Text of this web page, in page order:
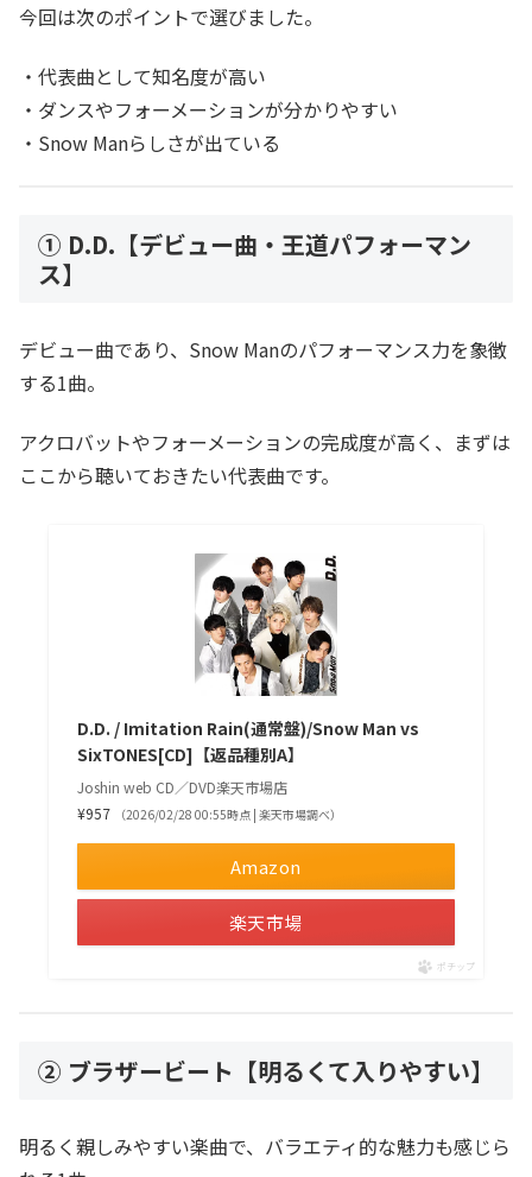
今回は次のポイントで選びました。
・代表曲として知名度が高い
・ダンスやフォーメーションが分かりやすい
・Snow Manらしさが出ている
① D.D.【デビュー曲・王道パフォーマン
ス】
デビュー曲であり、Snow Manのパフォーマンス力を象徴
する1曲。
アクロバットやフォーメーションの完成度が高く、まずは
ここから聴いておきたい代表曲です。
D.D. / Imitation Rain(通常盤)/Snow Man vs
SixTONES[CD]【返品種別A】
Joshin web CD／DVD楽天市場店
¥957
（2026/02/28 00:55時点 | 楽天市場調べ）
Amazon
楽天市場
ポチップ
② ブラザービート【明るくて入りやすい】
明るく親しみやすい楽曲で、バラエティ的な魅力も感じら